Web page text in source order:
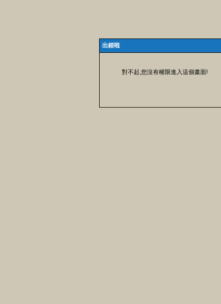
出錯啦
對不起,您沒有權限進入這個畫面!